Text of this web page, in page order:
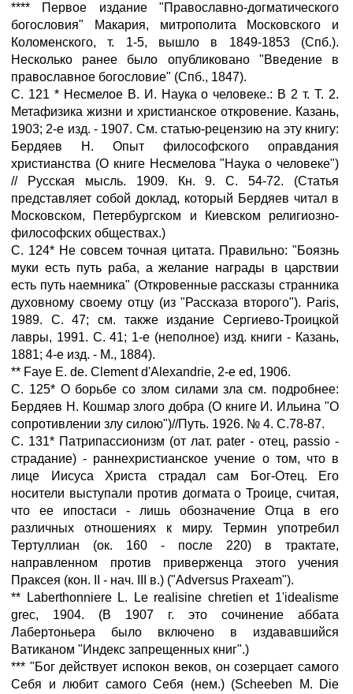
**** Первое издание "Православно-догматического
богословия" Макария, митрополита Московского и
Коломенского, т. 1-5, вышло в 1849-1853 (Спб.).
Несколько ранее было опубликовано "Введение в
православное богословие" (Спб., 1847).
С. 121 * Несмелое В. И. Наука о человеке.: В 2 т. Т. 2.
Метафизика жизни и христианское откровение. Казань,
1903; 2-е изд. - 1907. См. статью-рецензию на эту книгу:
Бердяев Н. Опыт философского оправдания
христианства (О книге Несмелова "Наука о человеке")
// Русская мысль. 1909. Кн. 9. С. 54-72. (Статья
представляет собой доклад, который Бердяев читал в
Московском, Петербургском и Киевском религиозно-
философских обществах.)
С. 124* Не совсем точная цитата. Правильно: "Боязнь
муки есть путь раба, а желание награды в царствии
есть путь наемника" (Откровенные рассказы странника
духовному своему отцу (из "Рассказа второго"). Paris,
1989. С. 47; см. также издание Сергиево-Троицкой
лавры, 1991. С. 41; 1-е (неполное) изд. книги - Казань,
1881; 4-е изд. - М., 1884).
** Faye E. de. Clement d'Alexandrie, 2-е ed, 1906.
С. 125* О борьбе со злом силами зла см. подробнее:
Бердяев Н. Кошмар злого добра (О книге И. Ильина "О
сопротивлении злу силою")//Путь. 1926. № 4. С.78-87.
С. 131* Патрипассионизм (от лат. pater - отец, passio -
страдание) - раннехристианское учение о том, что в
лице Иисуса Христа страдал сам Бог-Отец. Его
носители выступали против догмата о Троице, считая,
что ее ипостаси - лишь обозначение Отца в его
различных отношениях к миру. Термин употребил
Тертуллиан (ок. 160 - после 220) в трактате,
направленном против приверженца этого учения
Праксея (кон. II - нач. III в.) ("Adversus Praxeam").
** Laberthonniere L. Le realisine chretien et 1'idealisme
grec, 1904. (В 1907 г. это сочинение аббата
Лабертоньера было включено в издававшийся
Ватиканом "Индекс запрещенных книг".)
*** "Бог действует испокон веков, он созерцает самого
Себя и любит самого Себя (нем.) (Scheeben М. Die